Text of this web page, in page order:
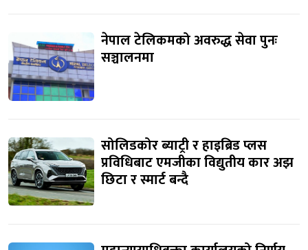
नेपाल टेलिकमको अवरुद्ध सेवा पुनः
सञ्चालनमा
सोलिडकोर ब्याट्री र हाइब्रिड प्लस
प्रविधिबाट एमजीका विद्युतीय कार अझ
छिटा र स्मार्ट बन्दै